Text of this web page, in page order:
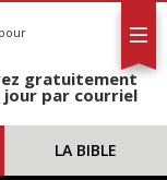
pour
gratuitement
jour par courriel
LA BIBLE